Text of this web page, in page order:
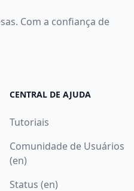
Com a confiança de
CENTRAL DE AJUDA
Tutoriais
Comunidade de Usuários
(en)
Status (en)